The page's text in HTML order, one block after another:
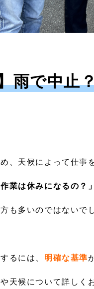
雨で中止
、天候によって仕事
業は休みになるの？」
も多いのではないで
るには、 明確な基準
天候について詳しく